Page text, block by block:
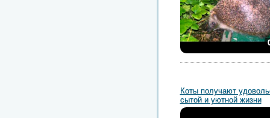
Коты получают
сытой и уютной жизни